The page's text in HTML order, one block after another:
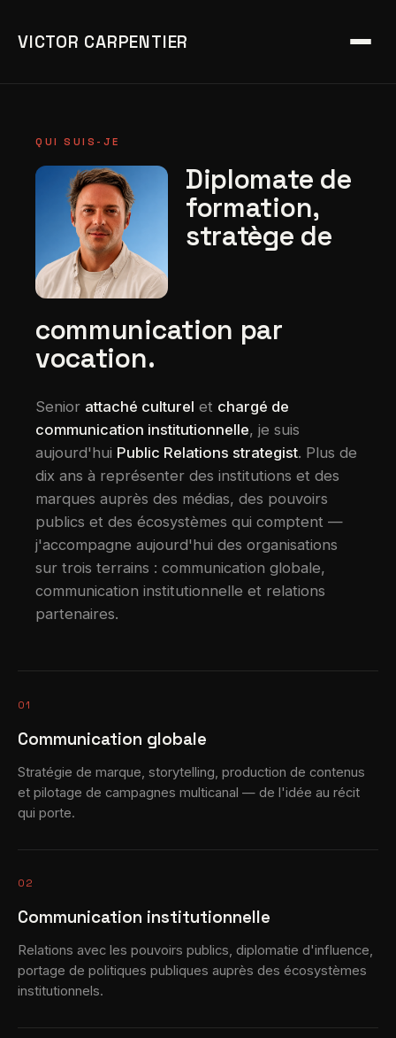
VICTOR CARPENTIER
QUI SUIS-JE
Diplomate de
formation,
stratège de
communication par
vocation.
Senior attaché culturel et chargé de
communication institutionnelle, je suis
aujourd'hui Public Relations strategist. Plus de
dix ans à représenter des institutions et des
marques auprès des médias, des pouvoirs
publics et des écosystèmes qui comptent —
j'accompagne aujourd'hui des organisations
sur trois terrains : communication globale,
communication institutionnelle et relations
partenaires.
01
Communication globale
Stratégie de marque, storytelling, production de contenus
et pilotage de campagnes multicanal — de l'idée au récit
qui porte.
02
Communication institutionnelle
Relations avec les pouvoirs publics, diplomatie d'influence,
portage de politiques publiques auprès des écosystèmes
institutionnels.